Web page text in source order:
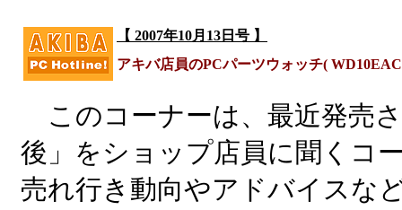
【 2007年10月13日号 】
アキバ店員のPCパーツウォッチ(
このコーナーは、最近発売
後」をショップ店員に聞くコ
売れ行き動向やアドバイスな